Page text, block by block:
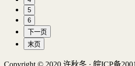
5
6
下一页
末页
Copyright © 2020 许秋冬 · 皖ICP备